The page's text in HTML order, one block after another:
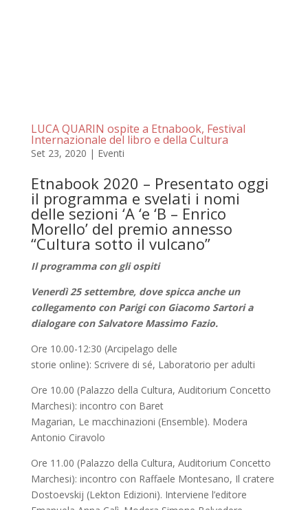
LUCA QUARIN ospite a Etnabook, Festival
Internazionale del libro e della Cultura
Set 23, 2020 | Eventi
Etnabook 2020 – Presentato oggi
il programma e svelati i nomi
delle sezioni ‘A ‘e ‘B – Enrico
Morello’ del premio annesso
“Cultura sotto il vulcano”
Il programma con gli ospiti
Venerdì 25 settembre, dove spicca anche un
collegamento con Parigi con Giacomo Sartori a
dialogare con Salvatore Massimo Fazio.
Ore 10.00-12:30 (Arcipelago delle
storie online): Scrivere di sé, Laboratorio per adulti
Ore 10.00 (Palazzo della Cultura, Auditorium Concetto
Marchesi): incontro con Baret
Magarian, Le macchinazioni (Ensemble). Modera
Antonio Ciravolo
Ore 11.00 (Palazzo della Cultura, Auditorium Concetto
Marchesi): incontro con Raffaele Montesano, Il cratere
Dostoevskij (Lekton Edizioni). Interviene l’editore